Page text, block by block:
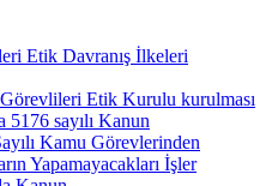
Etik Davranış İlkeleri
Etik Kurulu kurulması
5176 sayılı Kanun
Kamu Görevlerinden
Yapamayacakları İşler